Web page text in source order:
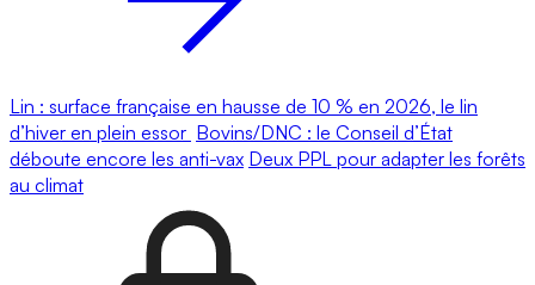
Lin : surface française en hausse de 10 % en 2026, le lin
d’hiver en plein essor Bovins/DNC : le Conseil d’État
déboute encore les anti-vax Deux PPL pour adapter les forêts
au climat